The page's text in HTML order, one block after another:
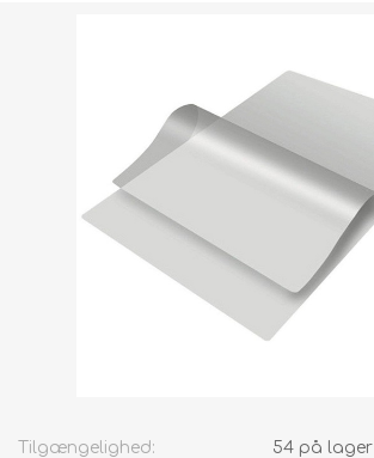
Tilgængelighed: 54 på lager